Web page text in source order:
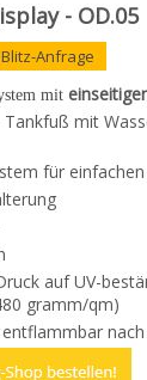
- OD.05
Blitz-Anfrage
mit
mit
für
auf UV-
gramm/qm)